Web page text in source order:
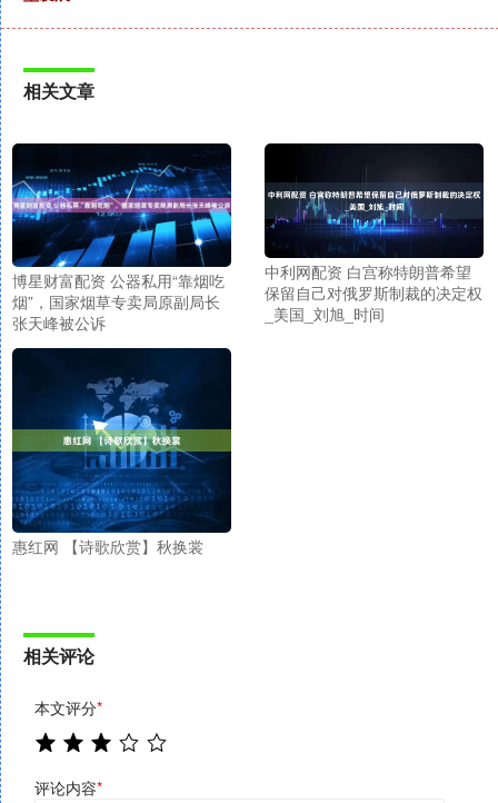
相关文章
博星财富配资 公器私用“靠烟吃
烟”，国家烟草专卖局原副局长
张天峰被公诉
中利网配资 白宫称特朗普希望
保留自己对俄罗斯制裁的决定权
_美国_刘旭_时间
惠红网 【诗歌欣赏】秋换裳
相关评论
本文评分*
评论内容*